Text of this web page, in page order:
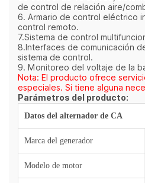
de control de relación aire/
6. Armario de control eléctrico
control remoto.
7.Sistema de control
8.Interfaces de comunicación
sistema de control.
9. Monitoreo del voltaje de la
Nota: El producto ofrece
especiales. Si tiene alguna
Parámetros del producto:
Datos del alternador de CA
Marca del generador
Modelo de motor